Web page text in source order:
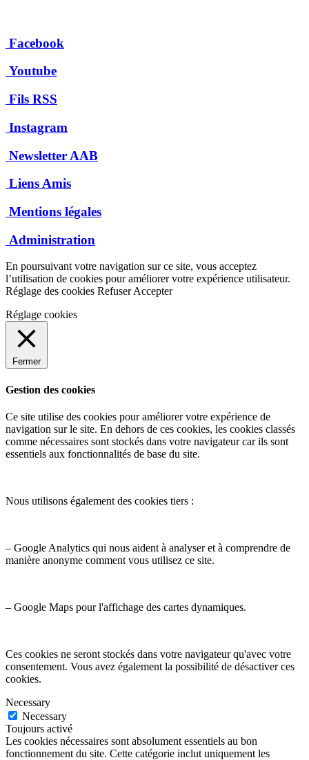
Facebook
Youtube
Fils RSS
Instagram
Newsletter AAB
Liens Amis
Mentions légales
Administration
En poursuivant votre navigation sur ce site, vous acceptez
l’utilisation de cookies pour améliorer votre expérience utilisateur.
Réglage des cookies RefuserAccepter
Réglage cookies
Fermer
Gestion des cookies
Ce site utilise des cookies pour améliorer votre expérience de
navigation sur le site. En dehors de ces cookies, les cookies classés
comme nécessaires sont stockés dans votre navigateur car ils sont
essentiels aux fonctionnalités de base du site.
Nous utilisons également des cookies tiers :
– Google Analytics qui nous aident à analyser et à comprendre de
manière anonyme comment vous utilisez ce site.
– Google Maps pour l'affichage des cartes dynamiques.
Ces cookies ne seront stockés dans votre navigateur qu'avec votre
consentement. Vous avez également la possibilité de désactiver ces
cookies.
Necessary
Necessary
Toujours activé
Les cookies nécessaires sont absolument essentiels au bon
fonctionnement du site. Cette catégorie inclut uniquement les